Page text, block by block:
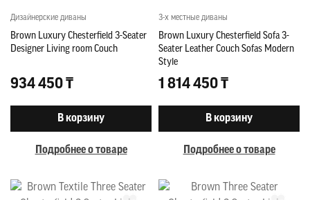
Дизайнерские диваны
Brown Luxury Chesterfield 3-Seater
Designer Living room Couch
934 450 ₸
В корзину
Подробнее о товаре
3-х местные диваны
Brown Luxury Chesterfield Sofa 3-
Seater Leather Couch Sofas Modern
Style
1 814 450 ₸
В корзину
Подробнее о товаре